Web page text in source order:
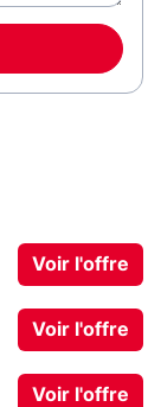
Voir l'offre
Voir l'offre
Voir l'offre